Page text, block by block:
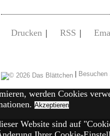
Drucken | RSS |
|
werden Cookies
Akzeptieren
Website sind auf